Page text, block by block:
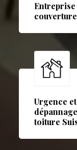
Entreprise
couverture
Urgence et
toiture